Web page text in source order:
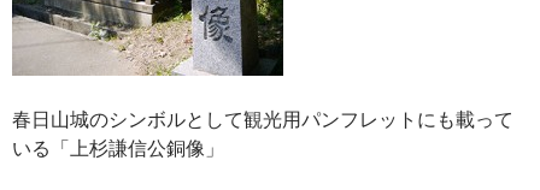
春日山城のシンボルとして観光用パンフレットにも載って
いる「上杉謙信公銅像」